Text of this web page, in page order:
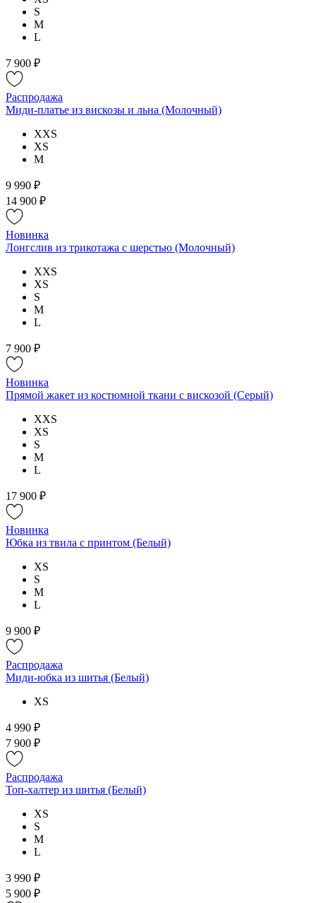
S
M
L
7 900 ₽
Распродажа
Миди-платье из вискозы и льна (Молочный)
XXS
XS
M
9 990 ₽
14 900 ₽
Новинка
Лонгслив из трикотажа с шерстью (Молочный)
XXS
XS
S
M
L
7 900 ₽
Новинка
Прямой жакет из костюмной ткани с вискозой (Серый)
XXS
XS
S
M
L
17 900 ₽
Новинка
Юбка из твила с принтом (Белый)
XS
S
M
L
9 900 ₽
Распродажа
Миди-юбка из шитья (Белый)
XS
4 990 ₽
7 900 ₽
Распродажа
Топ-халтер из шитья (Белый)
XS
S
M
L
3 990 ₽
5 900 ₽